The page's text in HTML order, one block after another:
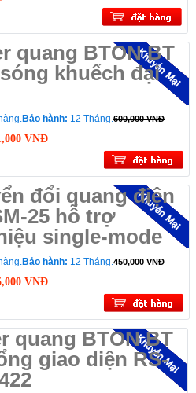
quang BTON BT
khuếch đại
Bảo hành: 12 Tháng.600,000 VNĐ
VNĐ
đổi quang điện
25 hỗ trợ
single-mode
Bảo hành: 12 Tháng.450,000 VNĐ
VNĐ
quang BTON BT
giao diện RS-